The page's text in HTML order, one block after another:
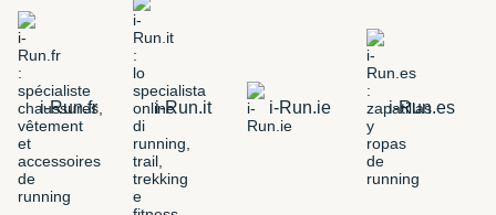
i-Run.fr i-Run.it i-Run.ie i-Run.es